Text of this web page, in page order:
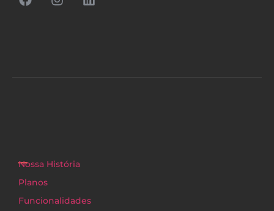
Nossa História
Planos
Funcionalidades